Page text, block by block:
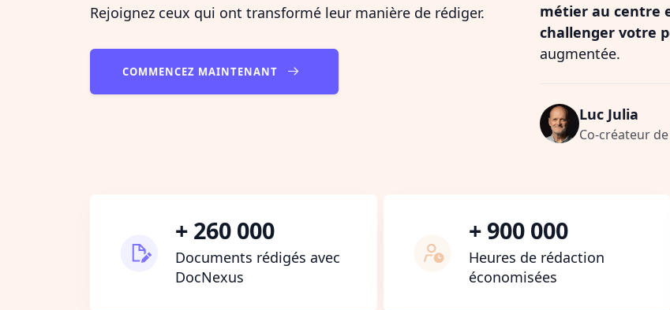
Rejoignez ceux qui ont transformé leur manière de rédiger.
COMMENCEZ MAINTENANT
métier au centre
challenger votre
augmentée.
Luc Julia
Co-créateur
+ 260 000
Documents rédigés avec
DocNexus
+ 900 000
Heures de rédaction
économisées